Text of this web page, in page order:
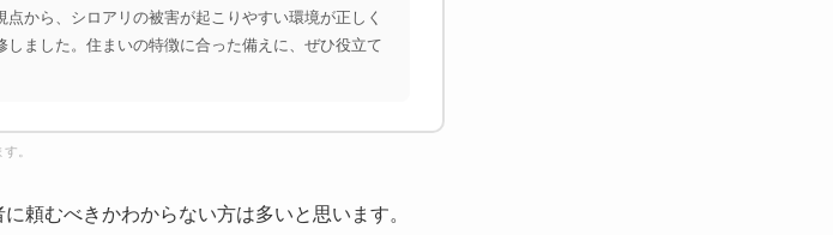
点から、シロアリの被害が起こりやすい環境が正しく
しました。住まいの特徴に合った備えに、ぜひ役立て
。
頼むべきかわからない方は多いと思います。